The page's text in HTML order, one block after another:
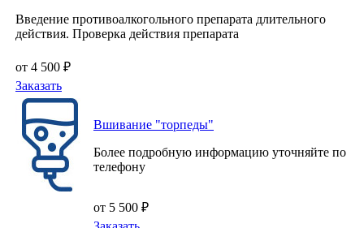
Введение противоалкогольного препарата длительного
действия. Проверка действия препарата
от 4 500 ₽
Заказать
Вшивание "торпеды"
Более подробную информацию уточняйте по
телефону
от 5 500 ₽